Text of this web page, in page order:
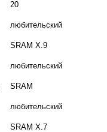
20
любительский
SRAM X.9
любительский
SRAM
любительский
SRAM X.7